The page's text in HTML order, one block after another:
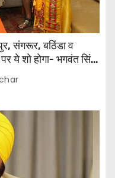
संगरूर, बठिंडा व
ये शो होगा- भगवंत सिंह